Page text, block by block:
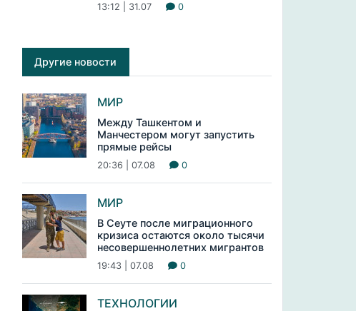
13:12 | 31.07 0
Другие новости
МИР
Между Ташкентом и
Манчестером могут запустить
прямые рейсы
20:36 | 07.08 0
МИР
В Сеуте после миграционного
кризиса остаются около тысячи
несовершеннолетних мигрантов
19:43 | 07.08 0
ТЕХНОЛОГИИ